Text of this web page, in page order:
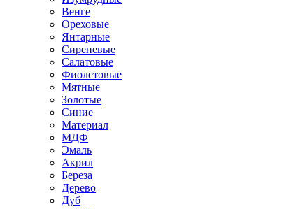
Венге
Ореховые
Янтарные
Сиреневые
Салатовые
Фиолетовые
Мятные
Золотые
Синие
Материал
МДФ
Эмаль
Акрил
Береза
Дерево
Дуб